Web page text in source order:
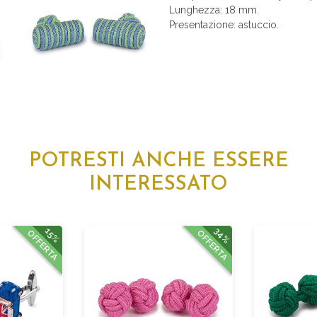
Lunghezza: 18 mm.
Presentazione: astuccio.
POTRESTI ANCHE ESSERE
INTERESSATO
15%
OFFERTA 34%
OFFERTA